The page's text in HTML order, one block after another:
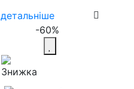
детальніше
-60%